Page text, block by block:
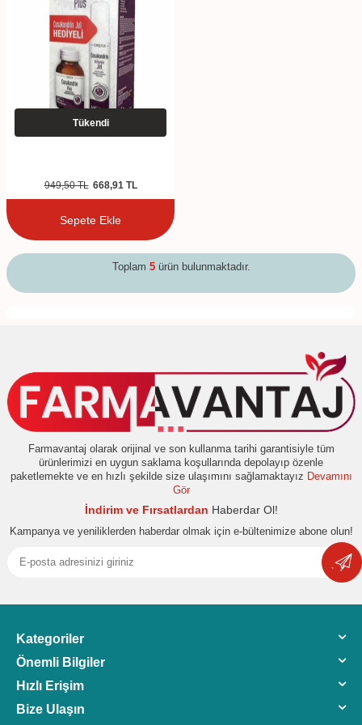
Tükendi
949,50TL 668,91TL
Sepete Ekle
Toplam 5ürün bulunmaktadır.
Farmavantaj olarak orijinal ve son kullanma tarihi garantisiyle tüm
ürünlerimizi en uygun saklama koşullarında depolayıp özenle
paketlemekte ve en hızlı şekilde size ulaşımını sağlamaktayız Devamını
Gör
İndirim ve Fırsatlardan Haberdar Ol!
Kampanya ve yeniliklerden haberdar olmak için e-bültenimize abone olun!
Kategoriler
Önemli Bilgiler
Hızlı Erişim
Bize Ulaşın